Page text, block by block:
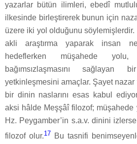
yazarlar bütün ilimleri, ebedî
ilkesinde birleştirerek bunun için
üzere iki yol olduğunu
akli araştırma yaparak insan
hedeflerken müşahede
bağımsızlaşmasını sağlayan
yetkinleşmesini amaçlar. Şayet
bir dinin naslarını esas kabul
aksi hâlde Meşşâî filozof;
Hz. Peygamber’in s.a.v. dinini
filozof olur.17 Bu tasnifi